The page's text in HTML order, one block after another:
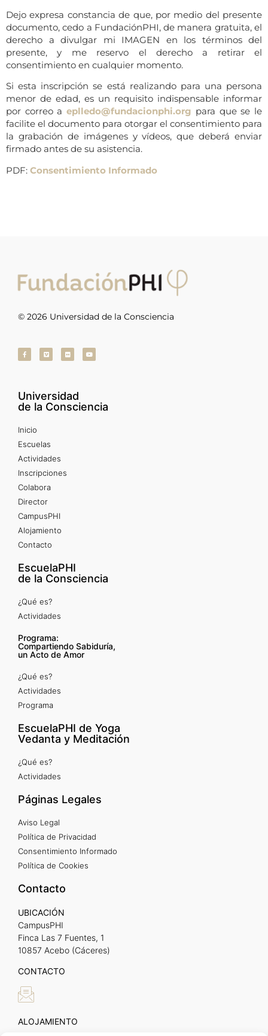
Dejo expresa constancia de que, por medio del presente
documento, cedo a FundaciónPHI, de manera gratuita, el
derecho a divulgar mi IMAGEN en los términos del
presente, y me reservo el derecho a retirar el
consentimiento en cualquier momento.
Si esta inscripción se está realizando para una persona
menor de edad, es un requisito indispensable informar
por correo aeplledo@fundacionphi.org para que se le
facilite el documento para otorgar el consentimiento para
la grabación de imágenes y vídeos, que deberá enviar
firmado antes de su asistencia.
PDF: Consentimiento Informado
© 2026 Universidad de la Consciencia
Universidad
de la Consciencia
Inicio
Escuelas
Actividades
Inscripciones
Colabora
Director
CampusPHI
Alojamiento
Contacto
EscuelaPHI
de la Consciencia
¿Qué es?
Actividades
Programa:
Compartiendo Sabiduría,
un Acto de Amor
¿Qué es?
Actividades
Programa
EscuelaPHI de Yoga
Vedanta y Meditación
¿Qué es?
Actividades
Páginas Legales
Aviso Legal
Política de Privacidad
Consentimiento Informado
Política de Cookies
Contacto
UBICACIÓN
CampusPHI
Finca Las 7 Fuentes, 1
10857 Acebo (Cáceres)
CONTACTO
ALOJAMIENTO